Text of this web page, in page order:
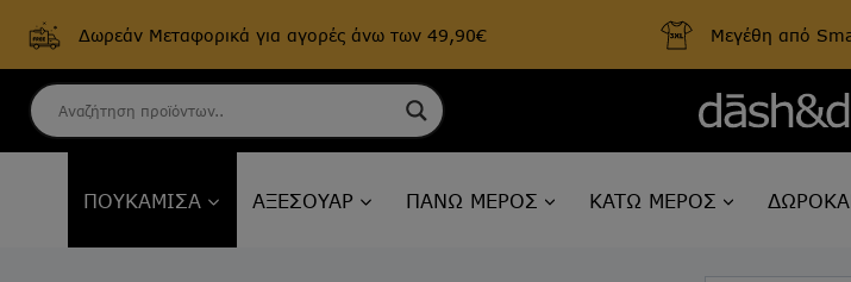
Δωρεάν Μεταφορικά για αγορές άνω των 49,90€ Μεγέθη από
content
ΠΟΥΚΑΜΙΣΑ ΑΞΕΣΟΥΑΡ ΠΑΝΩ ΜΕΡΟΣ ΚΑΤΩ ΜΕΡΟΣ